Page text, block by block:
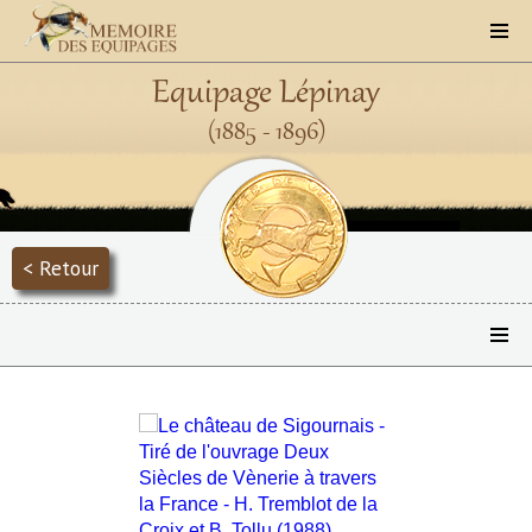
Equipage Lépinay
(1885 - 1896)
< Retour